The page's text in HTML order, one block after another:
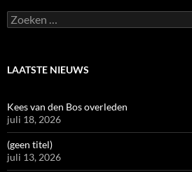
Zoeken
naar:
LAATSTE NIEUWS
Kees van den Bos overleden
juli 18, 2026
(geen titel)
juli 13, 2026